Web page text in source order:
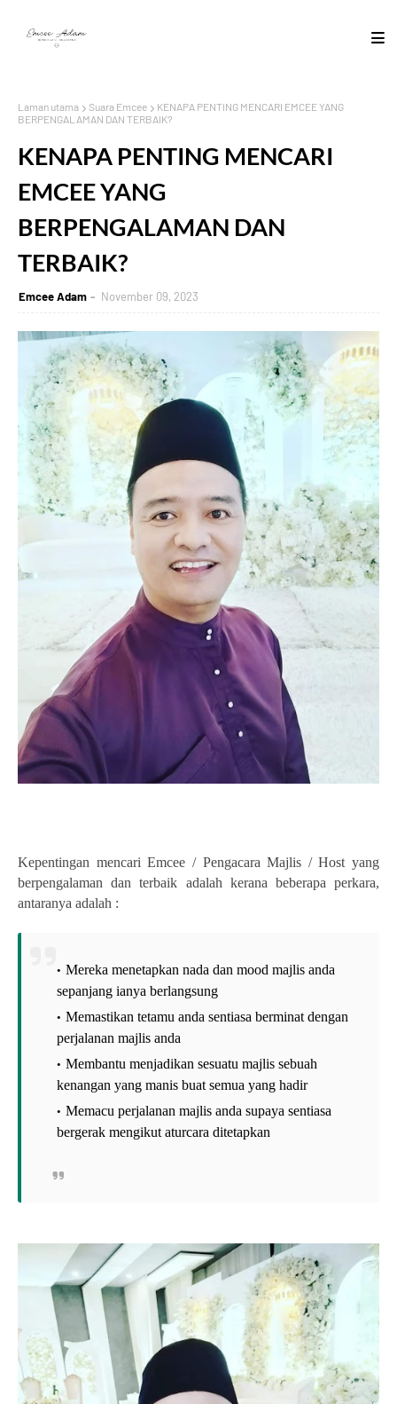
Laman utama Suara Emcee
KENAPA PENTING MENCARI EMCEE YANG
BERPENGALAMAN DAN TERBAIK?
KENAPA PENTING MENCARI
EMCEE YANG
BERPENGALAMAN DAN
TERBAIK?
Emcee Adam November 09, 2023
Kepentingan mencariEmcee / Pengacara Majlis / Host yang
berpengalaman dan terbaik adalah kerana beberapa perkara,
antaranya adalah :
Mereka menetapkan nada dan mood majlis anda
sepanjang ianya berlangsung
Memastikan tetamu anda sentiasa berminat dengan
perjalanan majlis anda
Membantu menjadikan sesuatu majlis sebuah
kenangan yang manis buat semua yang hadir
Memacu perjalanan majlis anda supaya sentiasa
bergerak mengikut aturcara ditetapkan